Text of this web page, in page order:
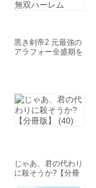
黒き剣帝2 元最強の
アラフォー全盛期を
じゃあ、君の代わり
に殺そうか?【分冊